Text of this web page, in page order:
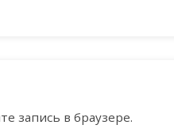
запись в браузере.